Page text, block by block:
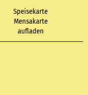
Speisekarte
Mensakarte
aufladen